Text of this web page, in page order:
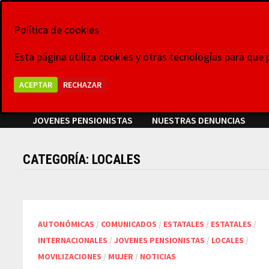
La Voz de las
JOVENES PENSIONISTAS
NUESTRAS DENUNCIAS
CATEGORÍA: LOCALES
AUTONÓMICAS / COMUNICADOS / ESTATALES / ESTATALES /
INTERNACIONALES /JOVENES PENSIONISTAS / LOCALES /
MOVILIZACIONES / MUJER / NOTICIAS
Política de cookies
Esta página utiliza cookies y otras tecnologías para
ACEPTAR RECHAZAR